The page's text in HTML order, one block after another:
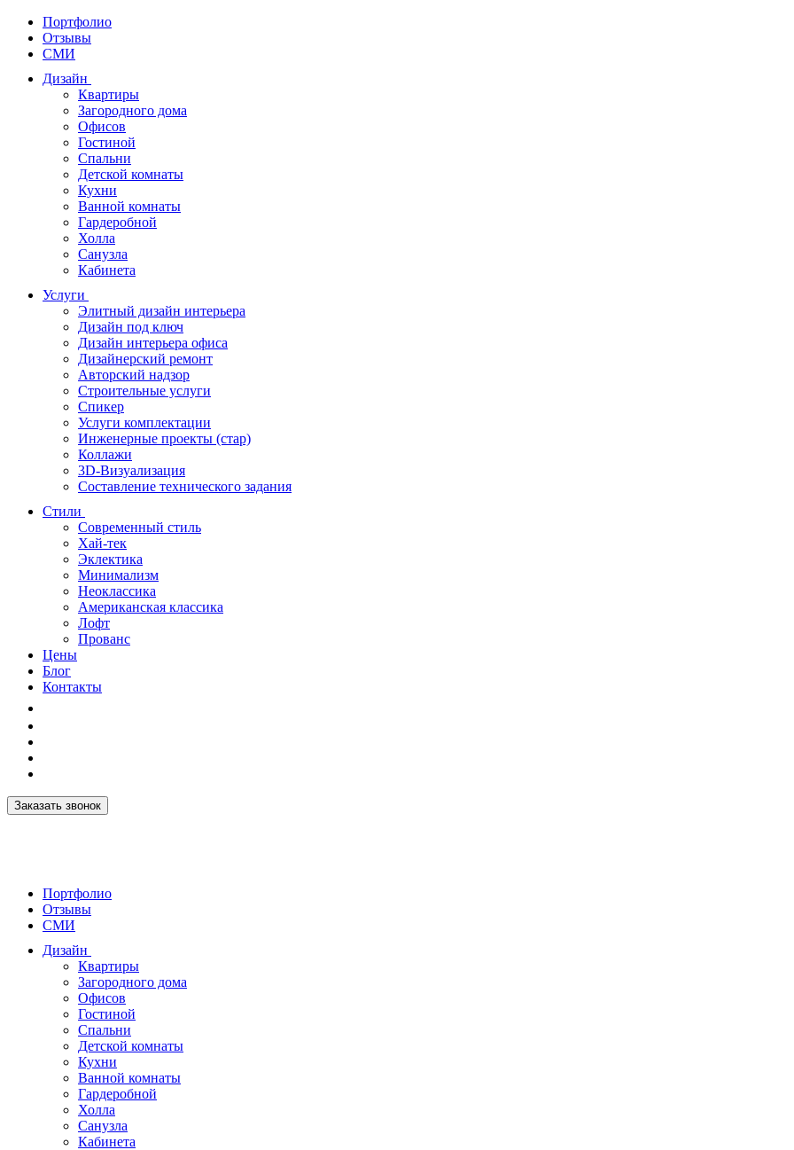
Портфолио
Отзывы
СМИ
Дизайн
Квартиры
Загородного дома
Офисов
Гостиной
Спальни
Детской комнаты
Кухни
Ванной комнаты
Гардеробной
Холла
Санузла
Кабинета
Услуги
Элитный дизайн интерьера
Дизайн под ключ
Дизайн интерьера офиса
Дизайнерский ремонт
Авторский надзор
Строительные услуги
Спикер
Услуги комплектации
Инженерные проекты (стар)
Коллажи
3D-Визуализация
Составление технического задания
Стили
Современный стиль
Хай-тек
Эклектика
Минимализм
Неоклассика
Американская классика
Лофт
Прованс
Цены
Блог
Контакты
Заказать звонок
Портфолио
Отзывы
СМИ
Дизайн
Квартиры
Загородного дома
Офисов
Гостиной
Спальни
Детской комнаты
Кухни
Ванной комнаты
Гардеробной
Холла
Санузла
Кабинета